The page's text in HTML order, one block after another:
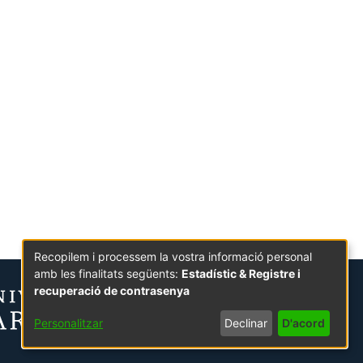
Recopilem i processem la vostra informació personal
amb les finalitats següents: Estadístic & Registre i
recuperació de contrasenya
Personalitzar Declinar D'acord